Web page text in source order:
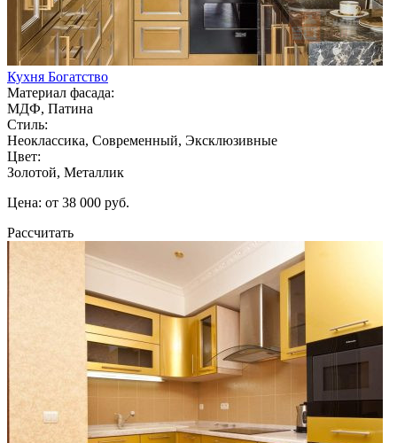
Кухня Богатство
Материал фасада:
МДФ, Патина
Стиль:
Неоклассика, Современный, Эксклюзивные
Цвет:
Золотой, Металлик
Цена: от 38 000 руб.
Рассчитать